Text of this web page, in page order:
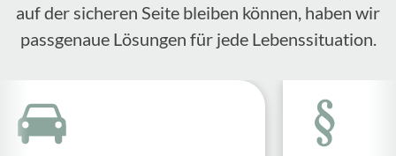
auf der sicheren Seite bleiben können, haben wir
passgenaue Lösungen für jede Lebenssituation.